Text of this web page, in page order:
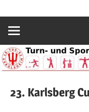
springen
und
in
Gerolsheim
23. Karlsberg